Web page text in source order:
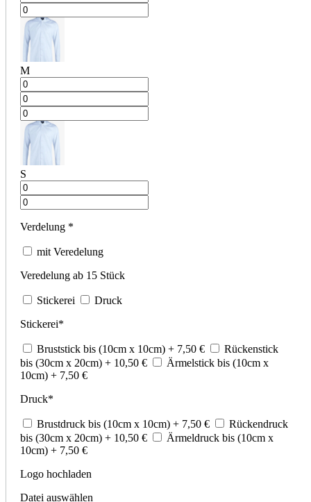
M
S
Verdelung *
mit Veredelung
Veredelung ab 15 Stück
Stickerei
Druck
Stickerei*
Bruststick bis (10cm x 10cm) + 7,50 €
Rückenstick
bis (30cm x 20cm) + 10,50 €
Ärmelstick bis (10cm x
10cm) + 7,50 €
Druck*
Brustdruck bis (10cm x 10cm) + 7,50 €
Rückendruck
bis (30cm x 20cm) + 10,50 €
Ärmeldruck bis (10cm x
10cm) + 7,50 €
Logo hochladen
Datei auswählen